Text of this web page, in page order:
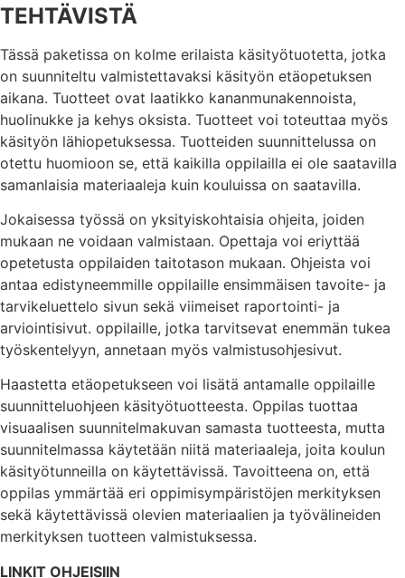
TEHTÄVISTÄ
Tässä paketissa on kolme erilaista käsityötuotetta, jotka
on suunniteltu valmistettavaksi käsityön etäopetuksen
aikana. Tuotteet ovat laatikko kananmunakennoista,
huolinukke ja kehys oksista. Tuotteet voi toteuttaa myös
käsityön lähiopetuksessa. Tuotteiden suunnittelussa on
otettu huomioon se, että kaikilla oppilailla ei ole saatavilla
samanlaisia materiaaleja kuin kouluissa on saatavilla.
Jokaisessa työssä on yksityiskohtaisia ohjeita, joiden
mukaan ne voidaan valmistaan. Opettaja voi eriyttää
opetetusta oppilaiden taitotason mukaan. Ohjeista voi
antaa edistyneemmille oppilaille ensimmäisen tavoite- ja
tarvikeluettelo sivun sekä viimeiset raportointi- ja
arviointisivut. oppilaille, jotka tarvitsevat enemmän tukea
työskentelyyn, annetaan myös valmistusohjesivut.
Haastetta etäopetukseen voi lisätä antamalle oppilaille
suunnitteluohjeen käsityötuotteesta. Oppilas tuottaa
visuaalisen suunnitelmakuvan samasta tuotteesta, mutta
suunnitelmassa käytetään niitä materiaaleja, joita koulun
käsityötunneilla on käytettävissä. Tavoitteena on, että
oppilas ymmärtää eri oppimisympäristöjen merkityksen
sekä käytettävissä olevien materiaalien ja työvälineiden
merkityksen tuotteen valmistuksessa.
LINKIT OHJEISIIN